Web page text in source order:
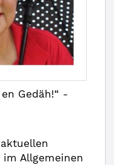
Gedäh!“ -
Allgemeinen